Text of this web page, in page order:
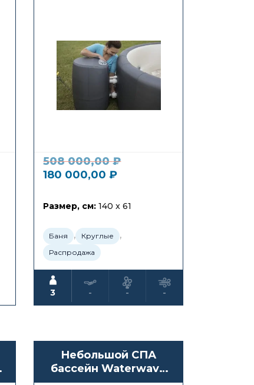
508 000,00₽
180 000,00₽
Размер, см: 140 x 61
Баня , Круглые ,
Распродажа
3 - - -
Небольшой СПА
бассейн Waterwave
Spas Turin